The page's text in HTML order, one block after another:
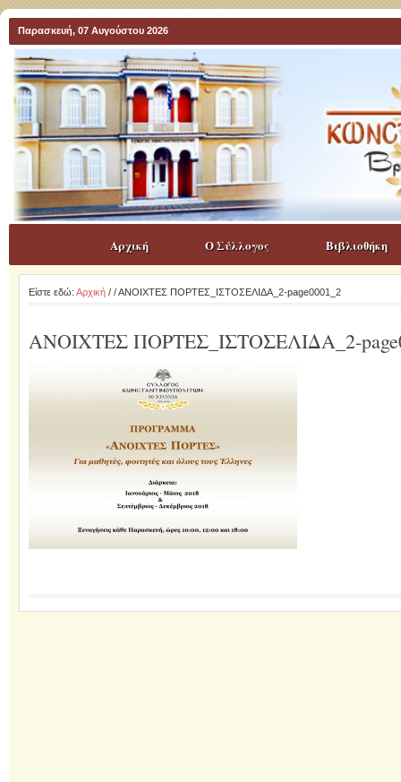
Παρασκευή, 07 Αυγούστου 2026
Αρχική Ο Σύλλογος Βιβλιοθήκη
Είστε εδώ: Αρχική/ / ΑΝΟΙΧΤΕΣ ΠΟΡΤΕΣ_ΙΣΤΟΣΕΛΙΔΑ_2-page0001_2
ΑΝΟΙΧΤΕΣ ΠΟΡΤΕΣ_ΙΣΤΟΣΕΛΙΔΑ_2-